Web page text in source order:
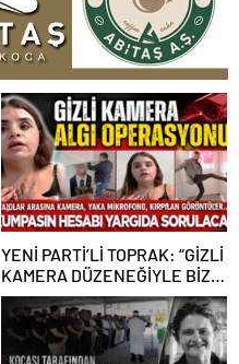
YENİ PARTİ’Lİ TOPRAK: “GİZLİ
KAMERA DÜZENEĞİYLE BİZE
ALGI OPERASYONU YAPILDI”